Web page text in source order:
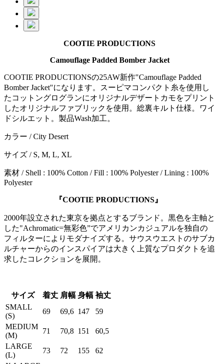
COOTIE PRODUCTIONS
Camouflage Padded Bomber Jacket
COOTIE PRODUCTIONSの25AW新作"Camouflage Padded
Bomber Jacket"になります。スーピマコンパクト糸を使用し
たコットングログランにオリジナルデザートカモをプリント
したオリジナルファブリックを使用。総裏キルト仕様。ワイ
ドシルエット。製品Wash加工。
カラー / City Desert
サイズ / S, M, L, XL
素材 / Shell : 100% Cotton / Fill : 100% Polyester / Lining : 100%
Polyester
『COOTIE PRODUCTIONS』
2000年設立された東京を拠点とするブランド。黒色を主軸と
した"Achromatic=無彩色”でアメリカンカジュアルを独自の
フィルターによりモダナイズする。サウスウエストのサブカ
ルチャーからのインスパイアは大きく上質なプロダクトを追
求したコレクションを展開。
サイズ 着丈 肩幅 身幅 袖丈
SMALL
(S)
69 69,6 147
59
MEDIUM
(M)
71 70,8 151
60,5
LARGE
(L)
73 72 155
62